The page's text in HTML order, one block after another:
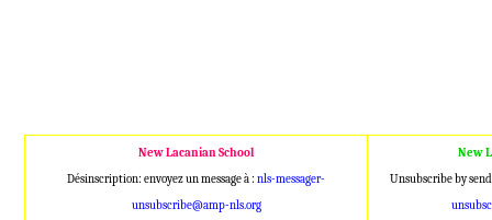
New Lacanian School
Désinscription: envoyez un message à :nls-messager-
unsubscribe@amp-nls.org
New
Unsubscribe by